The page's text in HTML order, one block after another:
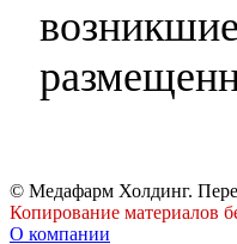
© Медафарм Холдинг.
Копирование материалов
О компании